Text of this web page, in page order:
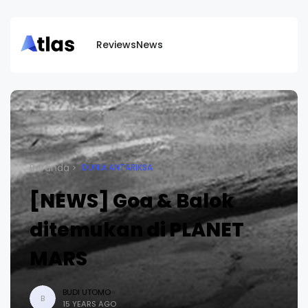
ReviewsNews
Beranda DUNIA ANTARIKSA
[NEWS] Goa & Balok
ditemukan di PLANET
MARS
B
BUDI UTOMO
15 YEARS AGO